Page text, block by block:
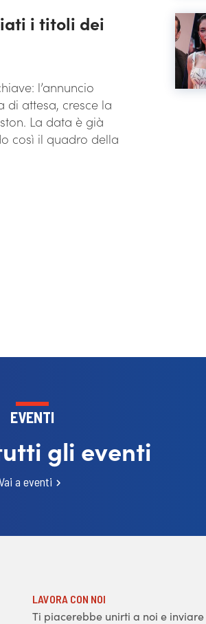
i titoli dei
l’annuncio
di attesa, cresce la
La data è già
così il quadro della
EVENTI
gli eventi
a eventi
LAVORA CON NOI
Ti piacerebbe unirti a noi e inviare